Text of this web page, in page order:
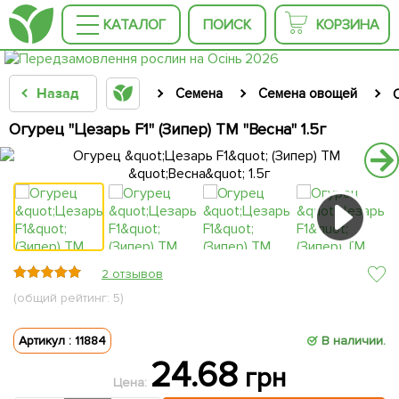
КАТАЛОГ ПОИСК КОРЗИНА
Назад Семена Семена овощей
Огурец "Цезарь F1" (Зипер) ТМ "Весна" 1.5г
2 отзывов
(общий рейтинг: 5)
Артикул : 11884 В наличии.
Цена: 24.68грн